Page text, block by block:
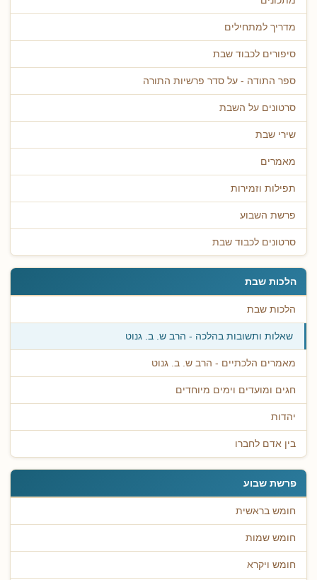
מדריך למתחילים
סיפורים לכבוד שבת
ספר התודה - על סדר פרשיות התורה
סרטונים על השבת
שירי שבת
מאמרים
תפילות וזמירות
פרשת השבוע
סרטונים לכבוד שבת
הלכות שבת
הלכות שבת
שאלות ותשובות בהלכה - הרב ש. ב. גנוט
מאמרים הלכתיים - הרב ש. ב. גנוט
חגים ומועדים וימים מיוחדים
יהדות
בין אדם לחברו
פרשת שבוע
חומש בראשית
חומש שמות
חומש ויקרא